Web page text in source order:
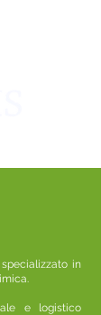
in
e logistico